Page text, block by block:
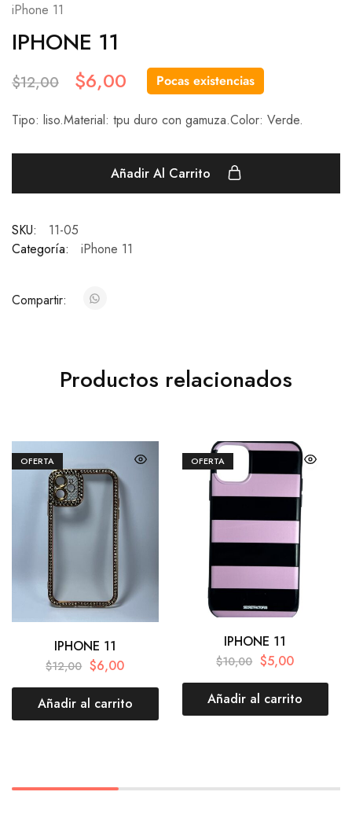
iPhone 11
IPHONE 11
$12,00 $6,00 Pocas existencias
Tipo: liso.Material: tpu duro con gamuza.Color: Verde.
Añadir Al Carrito
SKU:
11-05
Categoría:
iPhone 11
Compartir:
Productos relacionados
OFERTA
IPHONE 11
$12,00 $6,00
Añadir al carrito
OFERTA
IPHONE 11
$10,00 $5,00
Añadir al carrito